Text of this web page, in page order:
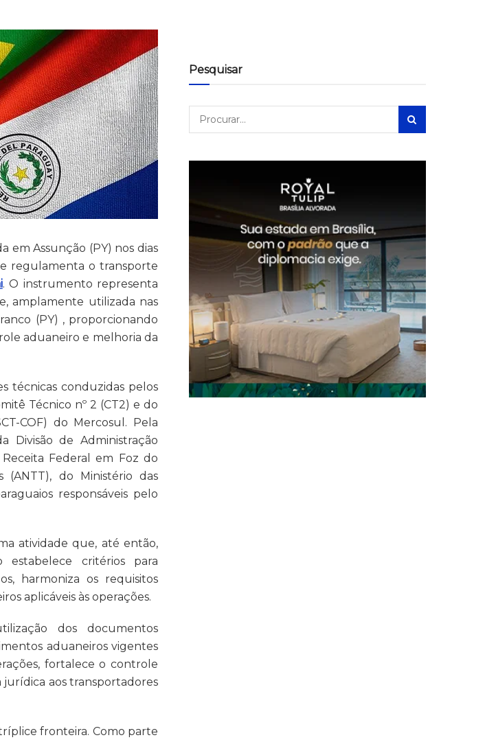
em Assunção (PY) nos dias
regulamenta o transporte
. O instrumento representa
amplamente utilizada nas
(PY) , proporcionando
aduaneiro e melhoria da
técnicas conduzidas pelos
Técnico nº 2 (CT2) e do
COF) do Mercosul. Pela
Divisão de Administração
Federal em Foz do
(ANTT), do Ministério das
responsáveis pelo
atividade que, até então,
estabelece critérios para
harmoniza os requisitos
aplicáveis às operações.
dos documentos
aduaneiros vigentes
fortalece o controle
aos transportadores
fronteira. Como parte
Pesquisar